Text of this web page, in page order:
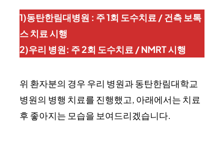
1)동탄한림대병원 : 주 1회 도수치료 / 건측 보톡
스 치료 시행
2)우리 병원: 주 2회 도수치료 / NMRT 시행
위 환자분의 경우 우리 병원과 동탄한림대학교
병원의 병행 치료를 진행했고, 아래에서는 치료
후 좋아지는 모습을 보여드리겠습니다.